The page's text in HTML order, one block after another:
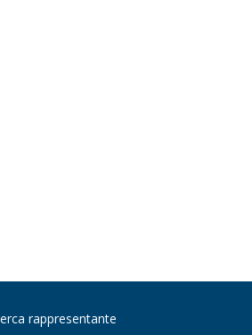
rappresentante